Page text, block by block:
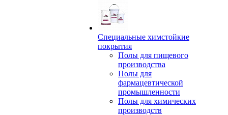
Специальные химстойкие
покрытия
Полы для пищевого
производства
Полы для
фармацевтической
промышленности
Полы для химических
производств